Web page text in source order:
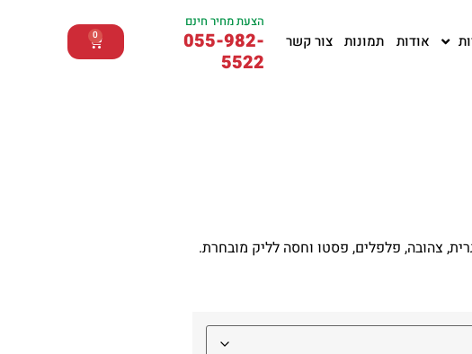
אודות תמונות צור קשר
הצעת מחיר חינם
055-982-
5522
0
צהובה, פלפלים, פסטו וחסה לליק מובחרת.